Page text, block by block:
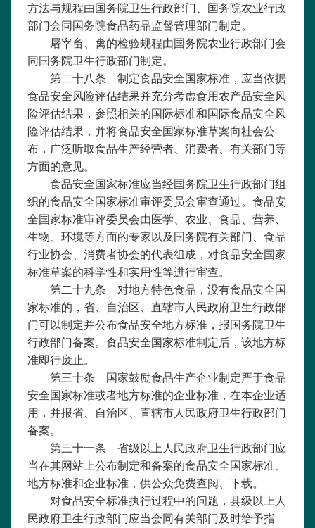
方法与规程由国务院卫生行政部门、国务院农业行政
部门会同国务院食品药品监督管理部门制定。
屠宰畜、禽的检验规程由国务院农业行政部门会
同国务院卫生行政部门制定。
第二十八条 制定食品安全国家标准，应当依据
食品安全风险评估结果并充分考虑食用农产品安全风
险评估结果，参照相关的国际标准和国际食品安全风
险评估结果，并将食品安全国家标准草案向社会公
布，广泛听取食品生产经营者、消费者、有关部门等
方面的意见。
食品安全国家标准应当经国务院卫生行政部门组
织的食品安全国家标准审评委员会审查通过。食品安
全国家标准审评委员会由医学、农业、食品、营养、
生物、环境等方面的专家以及国务院有关部门、食品
行业协会、消费者协会的代表组成，对食品安全国家
标准草案的科学性和实用性等进行审查。
第二十九条 对地方特色食品，没有食品安全国
家标准的，省、自治区、直辖市人民政府卫生行政部
门可以制定并公布食品安全地方标准，报国务院卫生
行政部门备案。食品安全国家标准制定后，该地方标
准即行废止。
第三十条 国家鼓励食品生产企业制定严于食品
安全国家标准或者地方标准的企业标准，在本企业适
用，并报省、自治区、直辖市人民政府卫生行政部门
备案。
第三十一条 省级以上人民政府卫生行政部门应
当在其网站上公布制定和备案的食品安全国家标准、
地方标准和企业标准，供公众免费查阅、下载。
对食品安全标准执行过程中的问题，县级以上人
民政府卫生行政部门应当会同有关部门及时给予指